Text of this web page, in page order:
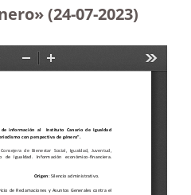
(24-07-2023)